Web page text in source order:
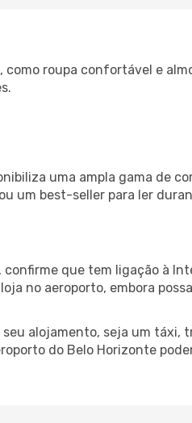
roupa confortável e
uma ampla gama de
um best-seller para ler
confirme que tem ligação à
no aeroporto, embora
alojamento, seja um táxi,
do Belo Horizonte